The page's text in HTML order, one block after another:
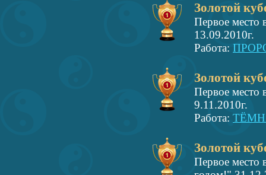
Золотой
Первое место
13.09.2010г.
Работа:
Золотой
Первое место
9.11.2010г.
Работа:
Золотой
Первое место